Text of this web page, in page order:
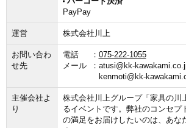
PayPay
運営 株式会社川上
お問い合わ
せ先
電話
075-222-1055
メール
atusi@kk-
kenmoti@kk-
主催会社よ
り
株式会社川上グループ「家具の川
るイベントです。弊社のコンセプ
の満足をお届けしたいのは、あな